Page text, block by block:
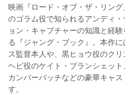
映画『ロード・オブ・ザ・リン
のゴラム役で知られるアンディ
ョン・キャプチャーの知識と経
る『ジャング・ブック』。本作
ス監督本人や、黒ヒョウ役のク
ヘビ役のケイト・ブランシェッ
カンバーバッチなどの豪華キャ
す。